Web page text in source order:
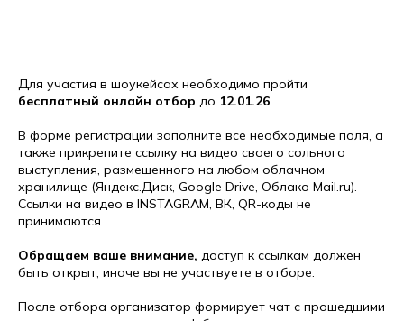
Для участия в шоукейсах необходимо пройти
бесплатный онлайн отбор до 12.01.26.
В форме регистрации заполните все необходимые поля, а
также прикрепите ссылку на видео своего сольного
выступления, размещенного на любом облачном
хранилище (Яндекс.Диск, Google Drive, Облако Mail.ru).
Ссылки на видео в INSTAGRAM, ВК, QR-коды не
принимаются.
Обращаем ваше внимание, доступ к ссылкам должен
быть открыт, иначе вы не участвуете в отборе.
После отбора организатор формирует чат с прошедшими